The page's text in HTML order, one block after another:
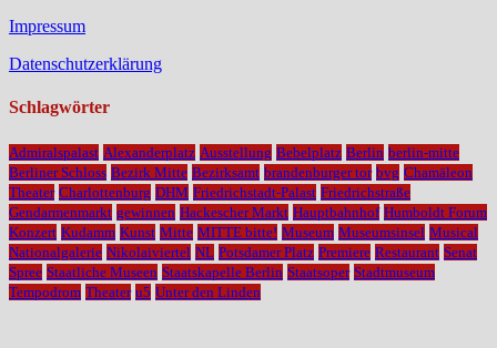
Impressum
Datenschutzerklärung
Schlagwörter
Admiralspalast Alexanderplatz Ausstellung Bebelplatz Berlin berlin-mitte
Berliner Schloss Bezirk Mitte Bezirksamt brandenburger tor bvg Chamäleon
Theater Charlottenburg DHM Friedrichstadt-Palast Friedrichstraße
Gendarmenmarkt gewinnen Hackescher Markt Hauptbahnhof Humboldt Forum
Konzert Kudamm Kunst Mitte MITTE bitte! Museum Museumsinsel Musical
Nationalgalerie Nikolaiviertel NL Potsdamer Platz Premiere Restaurant Senat
Spree Staatliche Museen Staatskapelle Berlin Staatsoper Stadtmuseum
Tempodrom Theater u5 Unter den Linden